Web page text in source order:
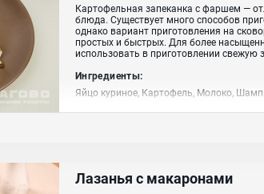
Картофельная запеканка с фаршем —
блюда. Существует много способов
однако вариант приготовления на
простых и быстрых. Для более
использовать в приготовлении свежую
Ингредиенты:
Яйцо куриное, Картофель, Молоко,
Лазанья с макаронами